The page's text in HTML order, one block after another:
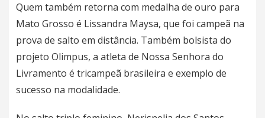
Quem também retorna com medalha de ouro para
Mato Grosso é Lissandra Maysa, que foi campeã na
prova de salto em distância. Também bolsista do
projeto Olimpus, a atleta de Nossa Senhora do
Livramento é tricampeã brasileira e exemplo de
sucesso na modalidade.